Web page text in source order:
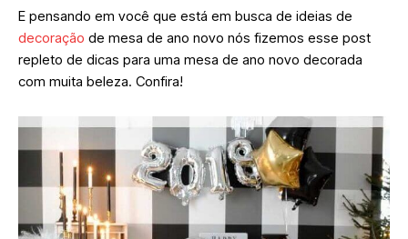
E pensando em você que está em busca de ideias de
decoração de mesa de ano novo nós fizemos esse post
repleto de dicas para uma mesa de ano novo decorada
com muita beleza. Confira!